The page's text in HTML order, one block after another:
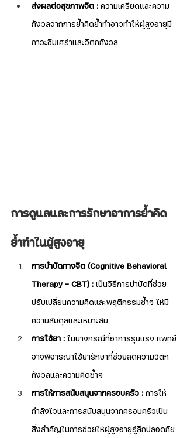
ส่งผลต่อสุขภาพจิต : ความเครียดและความ
กังวลจากการย้ำคิดย้ำทำอาจทำให้ผู้สูงอายุมี
ภาวะซึมเศร้าและวิตกกังวล
การดูแลและการรักษาอาการย้ำคิด
ย้ำทำในผู้สูงอายุ
การบำบัดทางจิต (Cognitive Behavioral
Therapy - CBT) : เป็นวิธีการบำบัดที่ช่วย
ปรับเปลี่ยนความคิดและพฤติกรรมซ้ำๆ ให้มี
ความสมดุลและเหมาะสม
การใช้ยา : ในบางกรณีที่อาการรุนแรง แพทย์
อาจพิจารณาใช้ยารักษาที่ช่วยลดความวิตก
กังวลและความคิดซ้ำๆ
การให้การสนับสนุนจากครอบครัว : การให้
กำลังใจและการสนับสนุนจากครอบครัวเป็น
สิ่งสำคัญในการช่วยให้ผู้สูงอายุรู้สึกปลอดภัย